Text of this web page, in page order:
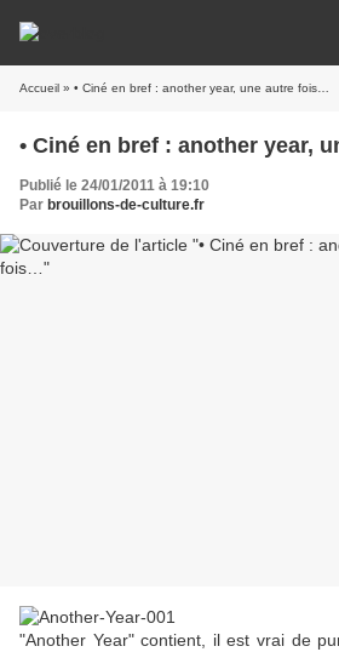
Accueil » • Ciné en bref : another year, une autre fois…
• Ciné en bref : another year,
Publié le 24/01/2011 à 19:10
Par brouillons-de-culture.fr
"Another Year" contient, il est vrai de